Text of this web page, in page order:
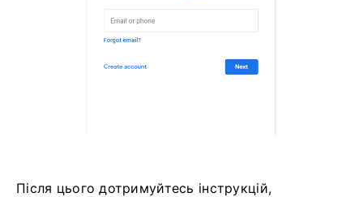
Після цього дотримуйтесь інструкцій,